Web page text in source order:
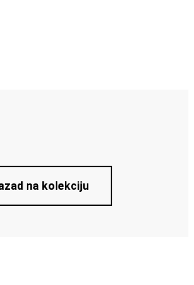
na kolekciju